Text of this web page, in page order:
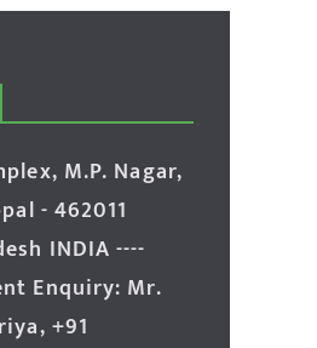
M.P. Nagar,
- 462011
INDIA ----
Enquiry: Mr.
+91